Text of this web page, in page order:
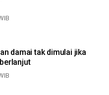
damai tak dimulai jika